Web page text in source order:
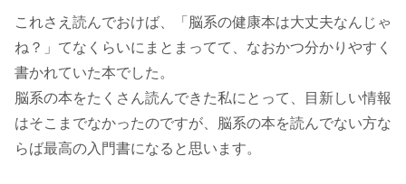
これさえ読んでおけば、「脳系の健康本は大丈夫なんじゃ
ね？」てなくらいにまとまってて、なおかつ分かりやすく
書かれていた本でした。
脳系の本をたくさん読んできた私にとって、目新しい情報
はそこまでなかったのですが、脳系の本を読んでない方な
らば最高の入門書になると思います。